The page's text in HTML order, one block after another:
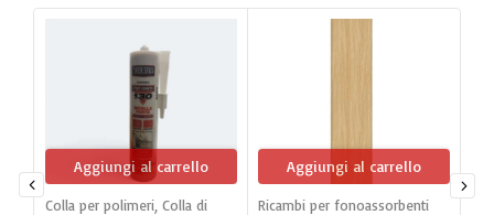
Aggiungi al carrello
Colla per polimeri Colla di
Aggiungi al carrello
Ricambi per fonoassorbenti